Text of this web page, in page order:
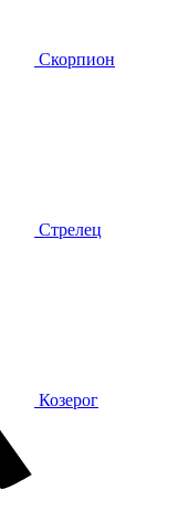
Скорпион
Стрелец
Козерог